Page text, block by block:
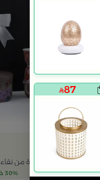
87
بلندز هوم
هدية طقم تقديم القهوة من نقاء
419
599 30% خصم